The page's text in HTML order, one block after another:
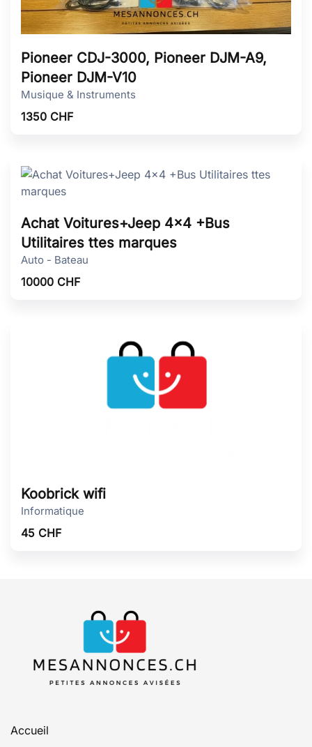
Pioneer CDJ-3000, Pioneer DJM-A9,
Pioneer DJM-V10
Musique & Instruments
1350 CHF
Achat Voitures+Jeep 4x4 +Bus
Utilitaires ttes marques
Auto - Bateau
10000 CHF
Koobrick wifi
Informatique
45 CHF
Accueil